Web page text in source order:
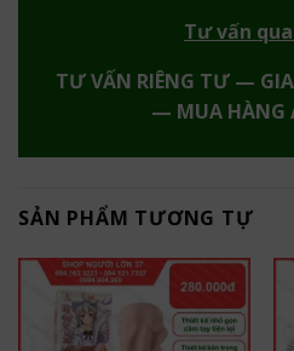
Tư vấn
TƯ VẤN RIÊNG TƯ —
— MUA HÀNG
SẢN PHẨM TƯƠNG TỰ